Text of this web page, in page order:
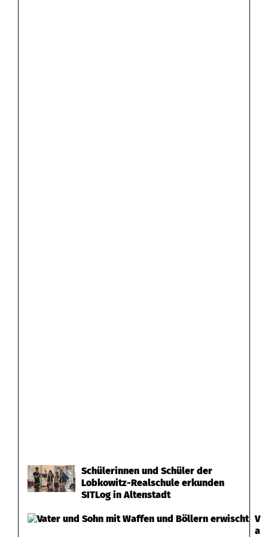
Schülerinnen und Schüler der
Lobkowitz-Realschule erkunden
SITLog in Altenstadt
V
a